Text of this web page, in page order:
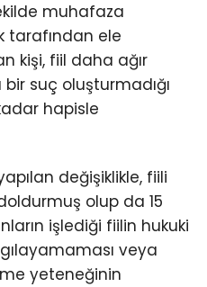
muhafaza
tarafından ele
kişi, fiil daha ağır
suç oluşturmadığı
hapisle
değişiklikle, fiili
olup da 15
işlediği fiilin hukuki
veya
yeteneğinin